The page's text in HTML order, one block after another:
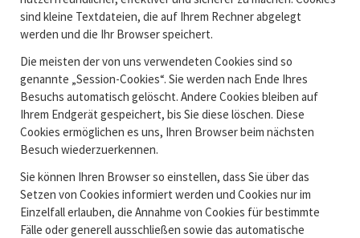
sind kleine Textdateien, die auf Ihrem Rechner abgelegt
werden und die Ihr Browser speichert.
Die meisten der von uns verwendeten Cookies sind so
genannte „Session-Cookies“. Sie werden nach Ende Ihres
Besuchs automatisch gelöscht. Andere Cookies bleiben auf
Ihrem Endgerät gespeichert, bis Sie diese löschen. Diese
Cookies ermöglichen es uns, Ihren Browser beim nächsten
Besuch wiederzuerkennen.
Sie können Ihren Browser so einstellen, dass Sie über das
Setzen von Cookies informiert werden und Cookies nur im
Einzelfall erlauben, die Annahme von Cookies für bestimmte
Fälle oder generell ausschließen sowie das automatische